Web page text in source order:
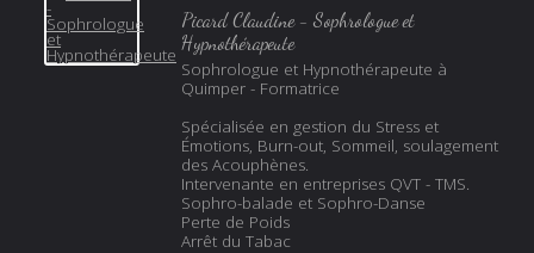
Picard Claudine - Sophrologue et
Hypnothérapeute
Sophrologue et Hypnothérapeute à
Quimper - Formatrice
Spécialisée en gestion du Stress et
Émotions, Burn-out, Sommeil, soulagement
des Acouphènes.
Intervenante en entreprises QVT - TMS.
Sophro-balade et Sophro-Danse
Perte de Poids
Arrêt du Tabac